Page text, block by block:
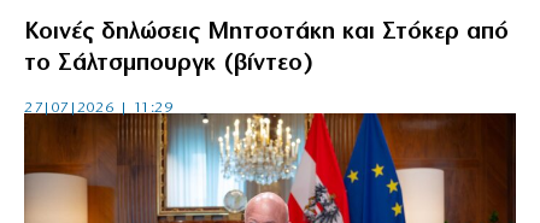
Κοινές δηλώσεις Μητσοτάκη και Στόκερ από
το Σάλτσμπουργκ (βίντεο)
27|07|2026 | 11:29